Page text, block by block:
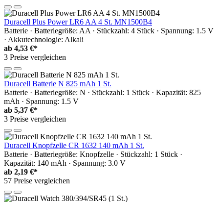
Duracell Plus Power LR6 AA 4 St. MN1500B4
Batterie · Batteriegröße: AA · Stückzahl: 4 Stück · Spannung: 1.5 V
· Akkutechnologie: Alkali
ab 4,53 €*
3 Preise vergleichen
Duracell Batterie N 825 mAh 1 St.
Batterie · Batteriegröße: N · Stückzahl: 1 Stück · Kapazität: 825
mAh · Spannung: 1.5 V
ab 5,37 €*
3 Preise vergleichen
Duracell Knopfzelle CR 1632 140 mAh 1 St.
Batterie · Batteriegröße: Knopfzelle · Stückzahl: 1 Stück ·
Kapazität: 140 mAh · Spannung: 3.0 V
ab 2,19 €*
57 Preise vergleichen